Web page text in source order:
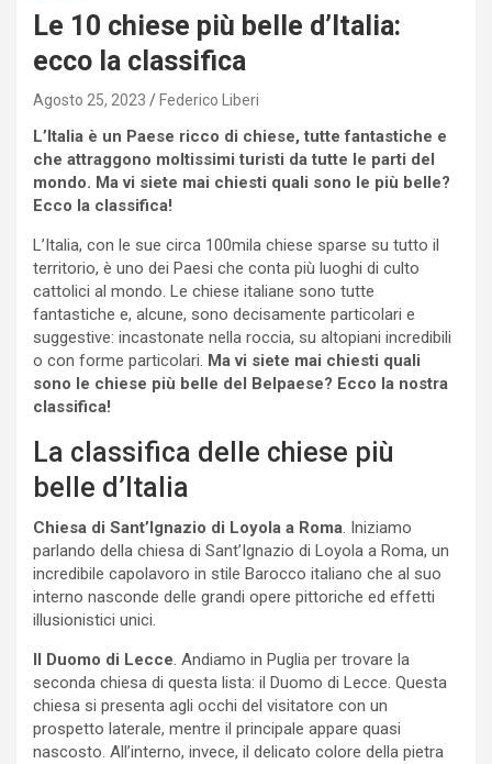
Le 10 chiese più belle d’Italia:
ecco la classifica
Agosto 25, 2023 Federico Liberi
L’Italia è un Paese ricco di chiese, tutte fantastiche e
che attraggono moltissimi turisti da tutte le parti del
mondo. Ma vi siete mai chiesti quali sono le più belle?
Ecco la classifica!
L’Italia, con le sue circa 100mila chiese sparse su tutto il
territorio, è uno dei Paesi che conta più luoghi di culto
cattolici al mondo. Le chiese italiane sono tutte
fantastiche e, alcune, sono decisamente particolari e
suggestive: incastonate nella roccia, su altopiani incredibili
o con forme particolari. Ma vi siete mai chiesti quali
sono le chiese più belle del Belpaese? Ecco la nostra
classifica!
La classifica delle chiese più
belle d’Italia
Chiesa di Sant’Ignazio di Loyola a Roma. Iniziamo
parlando della chiesa di Sant’Ignazio di Loyola a Roma, un
incredibile capolavoro in stile Barocco italiano che al suo
interno nasconde delle grandi opere pittoriche ed effetti
illusionistici unici.
Il Duomo di Lecce. Andiamo in Puglia per trovare la
seconda chiesa di questa lista: il Duomo di Lecce. Questa
chiesa si presenta agli occhi del visitatore con un
prospetto laterale, mentre il principale appare quasi
nascosto. All’interno, invece, il delicato colore della pietra